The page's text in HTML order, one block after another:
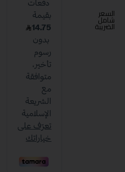
السعر
شامل
الضريبة